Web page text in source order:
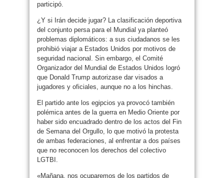
participó.
¿Y si Irán decide jugar? La clasificación deportiva
del conjunto persa para el Mundial ya planteó
problemas diplomáticos: a sus ciudadanos se les
prohibió viajar a Estados Unidos por motivos de
seguridad nacional. Sin embargo, el Comité
Organizador del Mundial de Estados Unidos logró
que Donald Trump autorizase dar visados a
jugadores y oficiales, aunque no a los hinchas.
El partido ante los egipcios ya provocó también
polémica antes de la guerra en Medio Oriente por
haber sido encuadrado dentro de los actos del Fin
de Semana del Orgullo, lo que motivó la protesta
de ambas federaciones, al enfrentar a dos países
que no reconocen los derechos del colectivo
LGTBI.
«Mañana, nos ocuparemos de los partidos de